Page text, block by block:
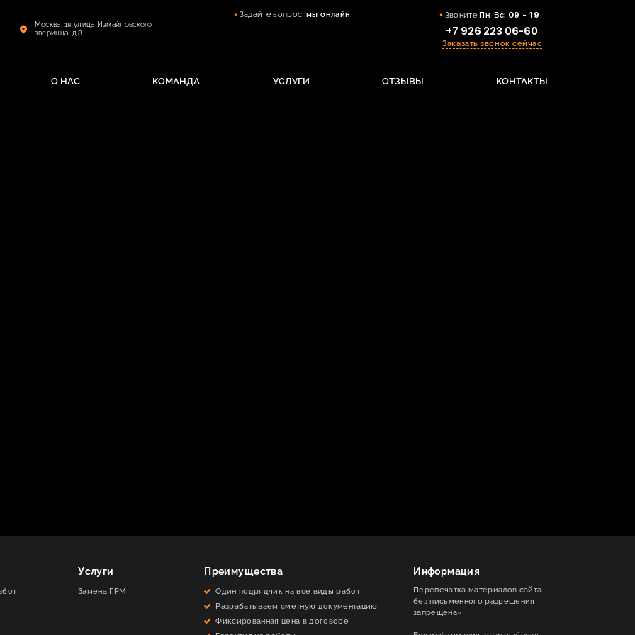
Москва, 1я улица Измайловского
зверинца, д.8
Задайте вопрос,мы онлайн ЗвонитеПн-Вс: 09 - 19
+7 926 223 06-60
Заказать звонок сейчас
О НАС КОМАНДА УСЛУГИ ОТЗЫВЫ КОНТАКТЫ
Услуги
Замена ГРМ
Преимущества
Один подрядчик на все виды работ
Разрабатываем сметную документацию
Фиксированная цена в договоре
Информация
Перепечатка материалов сайта
без письменного разрешения
запрещена»